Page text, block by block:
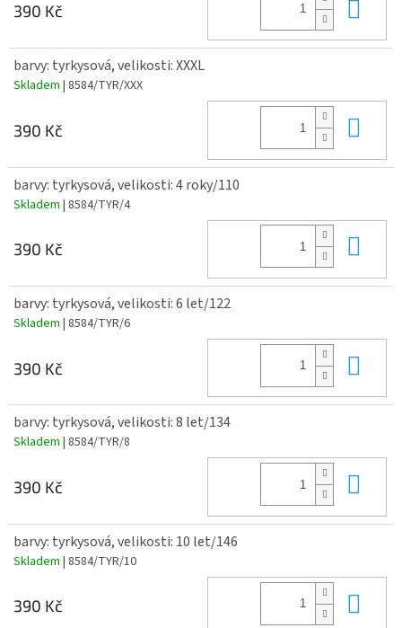
390 Kč
barvy: tyrkysová, velikosti: XXXL
Skladem | 8584/TYR/XXX
390 Kč
barvy: tyrkysová, velikosti: 4 roky/110
Skladem | 8584/TYR/4
390 Kč
barvy: tyrkysová, velikosti: 6 let/122
Skladem | 8584/TYR/6
390 Kč
barvy: tyrkysová, velikosti: 8 let/134
Skladem | 8584/TYR/8
390 Kč
barvy: tyrkysová, velikosti: 10 let/146
Skladem | 8584/TYR/10
390 Kč